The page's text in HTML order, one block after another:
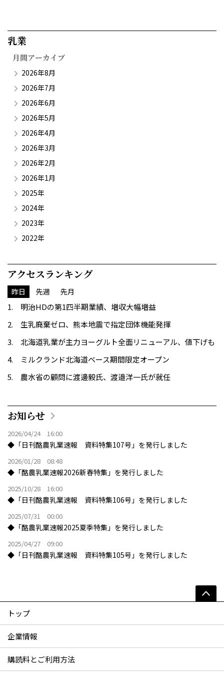
乳業​
月間アーカイブ
2026年8月
2026年7月
2026年6月
2026年5月
2026年4月
2026年3月
2026年2月
2026年1月
2025年
2024年
2023年
2022年
アクセスランキング
昨日 先週 先月
明治HDの第1四半期業績、増収大幅増益
生乳廃棄ゼロ、熊本地震で指定団体機能発揮
北海道乳業が主力ヨーグルト全面リニューアル、値下げも
ミルクランド北海道ベース期間限定オープン
農水省の顧問に渡邊毅氏、渡邉洋一氏が就任
お知らせ
2026/04/24 16:00
◆「日刊酪農乳業速報 資料特集107号」を発行しました
2026/01/28 08:48
◆「酪農乳業速報2026新春特集」を発行しました
2025/10/28 16:00
◆「日刊酪農乳業速報 資料特集106号」を発行しました
2025/07/31 00:00
◆「酪農乳業速報2025夏季特集」を発行しました
2025/04/27 09:00
◆「日刊酪農乳業速報 資料特集105号」を発行しました
トップ
企業情報
購読料とご利用方法